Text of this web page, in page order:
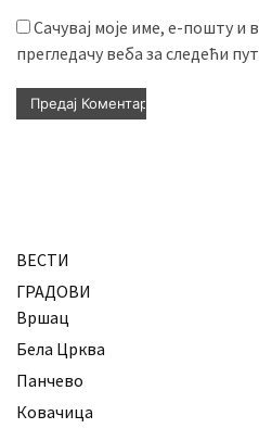
Сачувај моје име, е-пошту и
прегледачу веба за следећи
ВЕСТИ
ГРАДОВИ
Вршац
Бела Црква
Панчево
Ковачица